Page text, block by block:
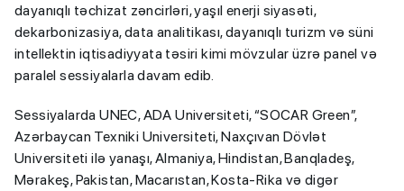
dayanıqlı təchizat zəncirləri, yaşıl enerji siyasəti,
dekarbonizasiya, data analitikası, dayanıqlı turizm və süni
intellektin iqtisadiyyata təsiri kimi mövzular üzrə panel və
paralel sessiyalarla davam edib.
Sessiyalarda UNEC, ADA Universiteti, “SOCAR Green”,
Azərbaycan Texniki Universiteti, Naxçıvan Dövlət
Universiteti ilə yanaşı, Almaniya, Hindistan, Banqladeş,
Mərakeş, Pakistan, Macarıstan, Kosta-Rika və digər